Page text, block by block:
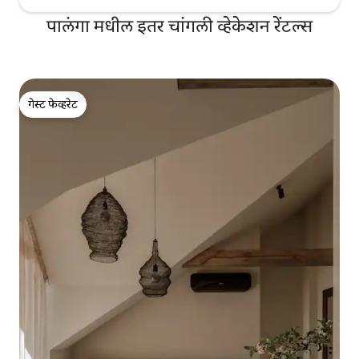
पालंगा मधील इतर चांगली व्हेकेशन रेंटल्स
गेस्ट फेव्हरेट
गेस्ट फेव्हरेट